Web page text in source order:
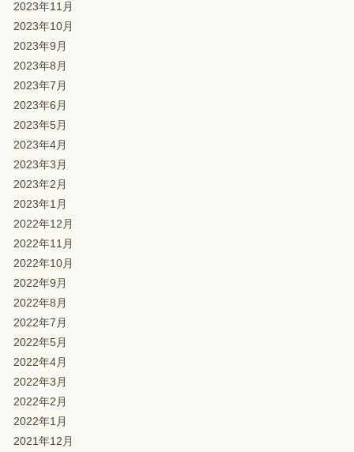
2023年11月
2023年10月
2023年9月
2023年8月
2023年7月
2023年6月
2023年5月
2023年4月
2023年3月
2023年2月
2023年1月
2022年12月
2022年11月
2022年10月
2022年9月
2022年8月
2022年7月
2022年5月
2022年4月
2022年3月
2022年2月
2022年1月
2021年12月